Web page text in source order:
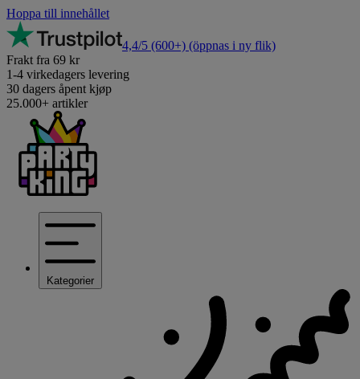
Hoppa till innehållet
4,4/5 (600+) (öppnas i ny flik)
Frakt fra 69 kr
1-4 virkedagers levering
30 dagers åpent kjøp
25.000+ artikler
Kategorier